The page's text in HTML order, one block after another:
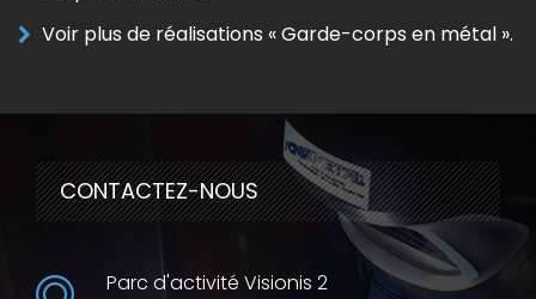
Voir plus de réalisations « Garde-corps en métal ».
CONTACTEZ-NOUS
Parc d'activité Visionis 2